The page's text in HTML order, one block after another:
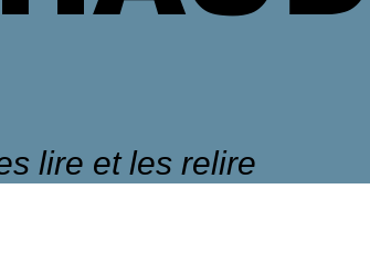
lire et les relire